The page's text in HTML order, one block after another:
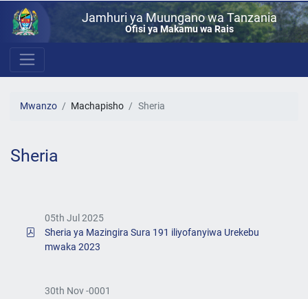
Jamhuri ya Muungano wa Tanzania
Ofisi ya Makamu wa Rais
Mwanzo Machapisho Sheria
Sheria
05th Jul 2025
Sheria ya Mazingira Sura 191 iliyofanyiwa Urekebu
mwaka 2023
30th Nov -0001